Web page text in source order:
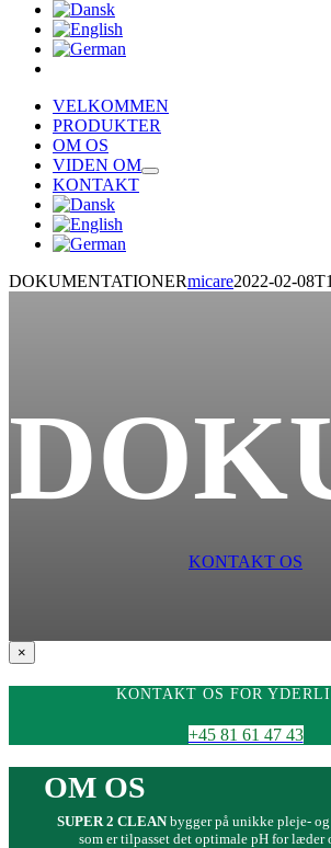
VELKOMMEN
PRODUKTER
OM OS
VIDEN OM
KONTAKT
DOKUMENTATIONERmicare2022-02-
KONTAKT OS
Close
product
quick
×
KONTAKT OS FOR
+45 81 61 47 43
OM OS
SUPER 2 CLEANbygger på unikke pleje-
som er tilpasset det optimale pH for